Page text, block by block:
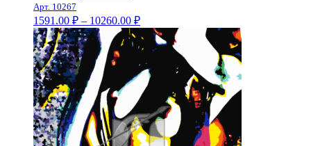
Арт. 10267
1591.00 ₽ – 10260.00 ₽Диапазон
цен:
1591.00 ₽
10260.00 ₽